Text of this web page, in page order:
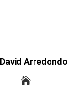
Arredondo